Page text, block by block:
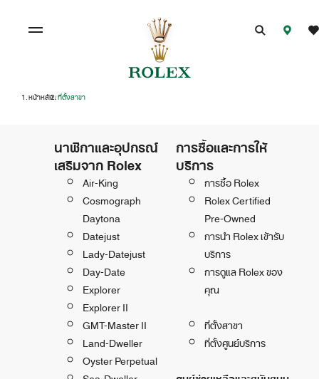
หน้าหลัก/ที่ตั้งสาขา
นาฬิกาและอุปกรณ์
เสริมจาก Rolex
Air-King
Cosmograph
Daytona
Datejust
Lady-Datejust
Day-Date
Explorer
Explorer II
GMT-Master II
Land-Dweller
Oyster Perpetual
การซื้อและการให้
บริการ
การซื้อ Rolex
Rolex Certified
Pre-Owned
การนำ Rolex เข้ารับ
บริการ
การดูแล Rolex ของ
คุณ
ที่ตั้งสาขา
ที่ตั้งศูนย์บริการ